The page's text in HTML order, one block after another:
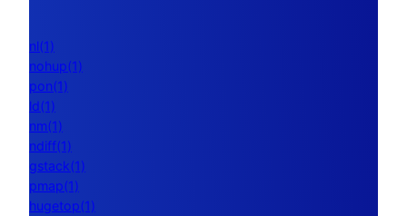
nl(1)
nohup(1)
pon(1)
ld(1)
nm(1)
ndiff(1)
gstack(1)
pmap(1)
hugetop(1)